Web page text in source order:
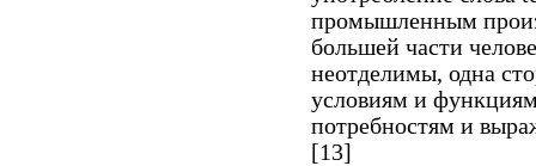
промышленным
большей части
неотделимы, одна
условиям и
потребностям и
[13]